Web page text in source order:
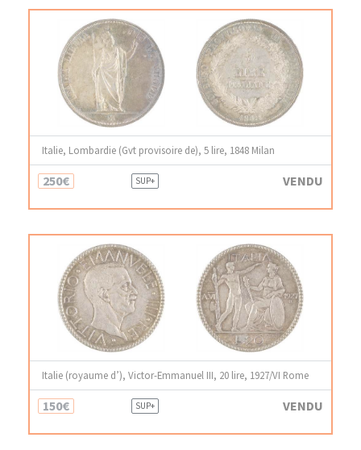
Italie, Lombardie (Gvt provisoire de), 5 lire, 1848 Milan
250€ SUP+ VENDU
Italie (royaume d’), Victor-Emmanuel III, 20 lire, 1927/VI Rome
150€ SUP+ VENDU